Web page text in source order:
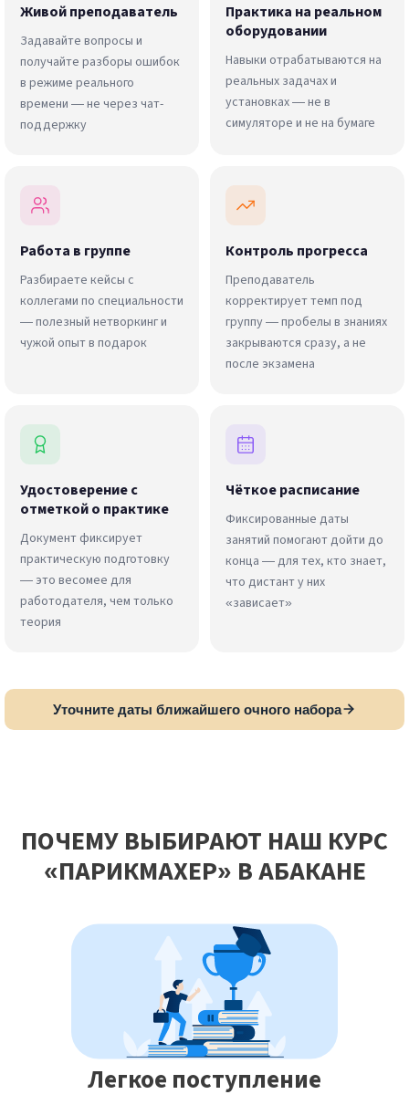
Живой преподаватель
Задавайте вопросы и
получайте разборы ошибок
в режиме реального
времени — не через чат-
поддержку
Практика на реальном
оборудовании
Навыки отрабатываются на
реальных задачах и
установках — не в
симуляторе и не на бумаге
Работа в группе
Разбираете кейсы с
коллегами по специальности
— полезный нетворкинг и
чужой опыт в подарок
Контроль прогресса
Преподаватель
корректирует темп под
группу — пробелы в знаниях
закрываются сразу, а не
после экзамена
Удостоверение с
отметкой о практике
Документ фиксирует
практическую подготовку
— это весомее для
работодателя, чем только
теория
Чёткое расписание
Фиксированные даты
занятий помогают дойти до
конца — для тех, кто знает,
что дистант у них
«зависает»
Уточните даты ближайшего очного набора
ПОЧЕМУ ВЫБИРАЮТ НАШ КУРС
«ПАРИКМАХЕР» В АБАКАНЕ
Легкое поступление